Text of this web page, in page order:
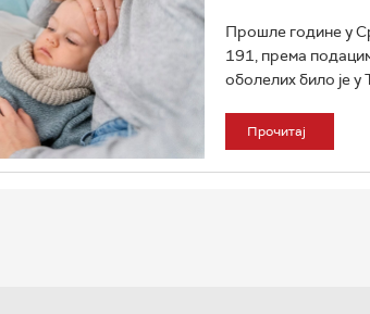
Прошле године у
191, према
оболелих било је у
Прочитај